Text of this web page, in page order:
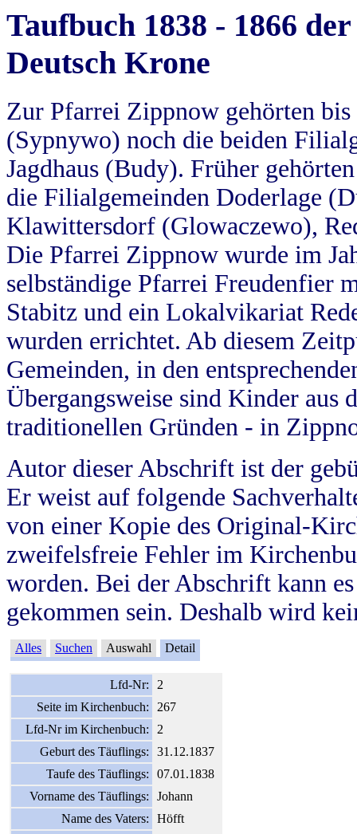
Taufbuch 1838 - 1866
Deutsch Krone
Zur Pfarrei Zippnow gehörten
(Sypnywo) noch die beiden
Jagdhaus (Budy). Früher
die Filialgemeinden Doderlage
Klawittersdorf (Glowaczewo),
Die Pfarrei Zippnow wurde im
selbständige Pfarrei Freudenfier
Stabitz und ein Lokalvikariat
wurden errichtet. Ab diesem
Gemeinden, in den
Übergangsweise sind Kinder aus
traditionellen Gründen - in
Autor dieser Abschrift ist der
Er weist auf folgende
von einer Kopie des Original-
zweifelsfreie Fehler im
worden. Bei der Abschrift kann
gekommen sein. Deshalb wird
Alles Suchen Auswahl Detail
Lfd-Nr:
2
Seite im Kirchenbuch:
267
Lfd-Nr im Kirchenbuch:
2
Geburt des Täuflings:
31.12.1837
Taufe des Täuflings:
07.01.1838
Vorname des Täuflings:
Johann
Name des Vaters:
Höfft